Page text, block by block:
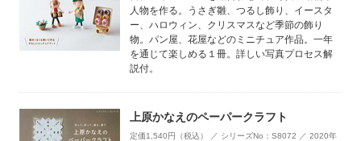
人物を作る。うさぎ雛、つるし飾り、イースタ
ー、ハロウィン、クリスマスなど季節の飾り
物。パン屋、花屋などのミニチュア作品。一年
を通じて楽しめる１冊。詳しい写真プロセス解
説付。
上原かなえのペーパークラフト
定価1,540円（税込） ／ シリーズNo：S8072 ／ 2020年